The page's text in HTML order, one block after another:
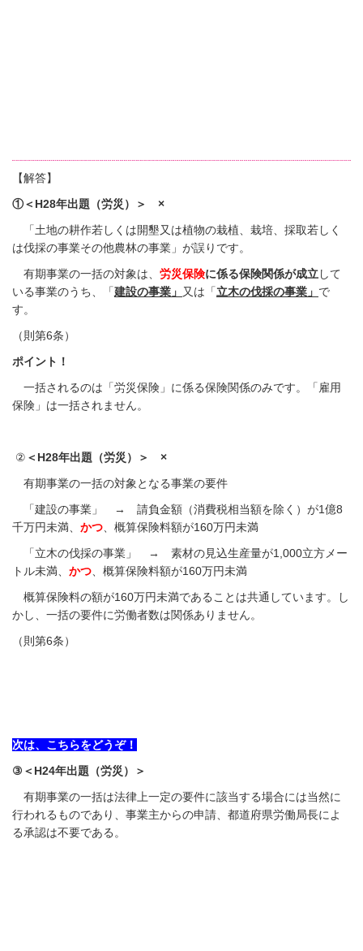
【解答】
①＜H28年出題（労災）＞ ×
「土地の耕作若しくは開墾又は植物の栽植、栽培、採取若しく
は伐採の事業その他農林の事業」が誤りです。
有期事業の一括の対象は、 労災保険に係る保険関係が成立して
いる事業のうち、「建設の事業」 又は「立木の伐採の事業」 で
す。
（則第6条）
ポイント！
一括されるのは「労災保険」に係る保険関係のみです。「雇用
保険」は一括されません。
② ＜H28年出題（労災）＞ ×
有期事業の一括の対象となる事業の要件
「建設の事業」 → 請負金額（消費税相当額を除く）が1億8
千万円未満、 かつ 、概算保険料額が160万円未満
「立木の伐採の事業」 → 素材の見込生産量が1,000立方メー
トル未満、 かつ 、概算保険料額が160万円未満
概算保険料の額が160万円未満であることは共通しています。し
かし、一括の要件に労働者数は関係ありません。
（則第6条）
次は、こちらをどうぞ！
③＜H24年出題（労災）＞
有期事業の一括は法律上一定の要件に該当する場合には当然に
行われるものであり、事業主からの申請、都道府県労働局長によ
る承認は不要である。